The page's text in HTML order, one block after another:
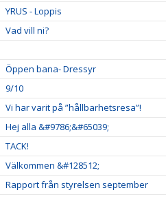
YRUS - Loppis
Vad vill ni?
Öppen bana- Dressyr
9/10
Vi har varit på ”hållbarhetsresa”!
Hej alla &#9786;&#65039;
TACK!
Välkommen &#128512;
Rapport från styrelsen september